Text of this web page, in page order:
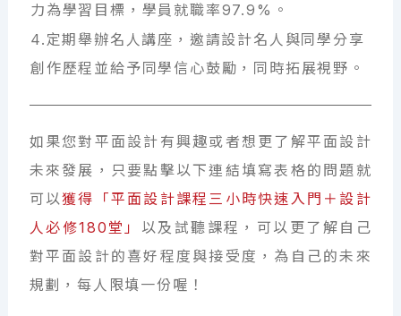
力為學習目標，學員就職率97.9%。
4.定期舉辦名人講座，邀請設計名人與同學分享
創作歷程並給予同學信心鼓勵，同時拓展視野。
如果您對平面設計有興趣或者想更了解平面設計
未來發展，只要點擊以下連結填寫表格的問題就
可以獲得「平面設計課程三小時快速入門＋設計
人必修180堂」 以及試聽課程，可以更了解自己
對平面設計的喜好程度與接受度，為自己的未來
規劃，每人限填一份喔！